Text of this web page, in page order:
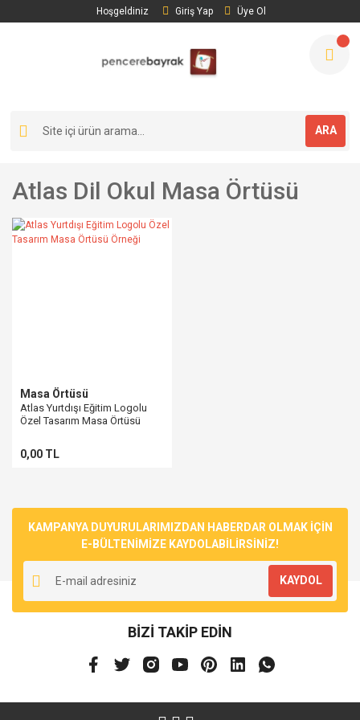
Hoşgeldiniz Giriş Yap Üye Ol
ARA
Atlas Dil Okul Masa Örtüsü
Masa Örtüsü
Atlas Yurtdışı Eğitim Logolu
Özel Tasarım Masa Örtüsü
0,00 TL
KAMPANYA DUYURULARIMIZDAN HABERDAR OLMAK İÇİN
E-BÜLTENİMİZE KAYDOLABİLİRSİNİZ!
KAYDOL
BİZİ TAKİP EDİN